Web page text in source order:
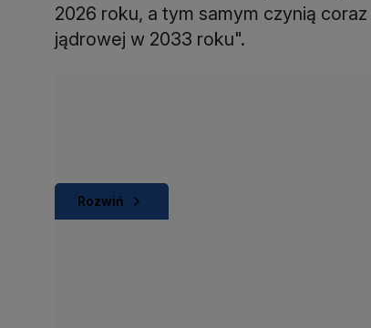
2026 roku, a tym samym czynią
jądrowej w 2033 roku".
Rozwiń